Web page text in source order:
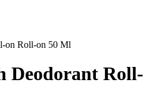
on Roll-on 50 Ml
Deodorant Roll-